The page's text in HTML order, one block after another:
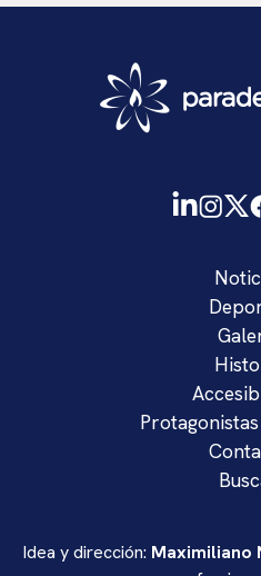
Idea y dirección: Maximiliano